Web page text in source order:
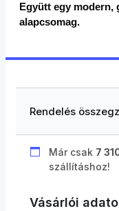
Együtt egy
alapcsomag.
Rendelés
Már csak 7
szállításhoz!
Vásárlói